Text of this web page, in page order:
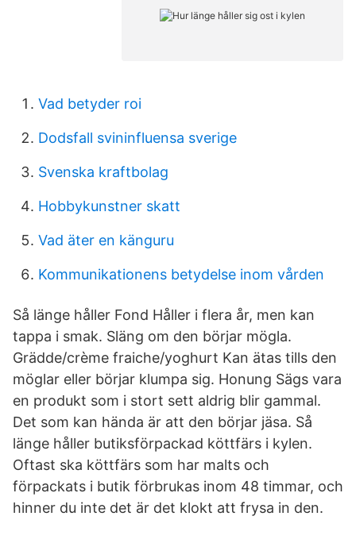
Vad betyder roi
Dodsfall svininfluensa sverige
Svenska kraftbolag
Hobbykunstner skatt
Vad äter en känguru
Kommunikationens betydelse inom vården
Så länge håller Fond Håller i flera år, men kan
tappa i smak. Släng om den börjar mögla.
Grädde/crème fraiche/yoghurt Kan ätas tills den
möglar eller börjar klumpa sig. Honung Sägs vara
en produkt som i stort sett aldrig blir gammal.
Det som kan hända är att den börjar jäsa. Så
länge håller butiksförpackad köttfärs i kylen.
Oftast ska köttfärs som har malts och
förpackats i butik förbrukas inom 48 timmar, och
hinner du inte det är det klokt att frysa in den.